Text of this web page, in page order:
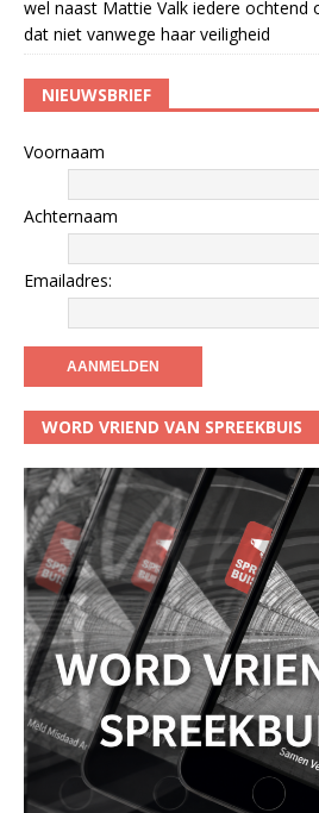
wel naast Mattie Valk iedere ochtend
dat niet vanwege haar veiligheid
NIEUWSBRIEF
Voornaam
Achternaam
Emailadres:
WORD VRIEND VAN SPREEKBUIS